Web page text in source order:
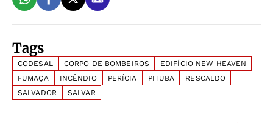
Tags
CODESAL CORPO DE BOMBEIROS
EDIFÍCIO NEW HEAVEN
FUMAÇA
INCÊNDIO PERÍCIA PITUBA
RESCALDO
SALVADOR
SALVAR